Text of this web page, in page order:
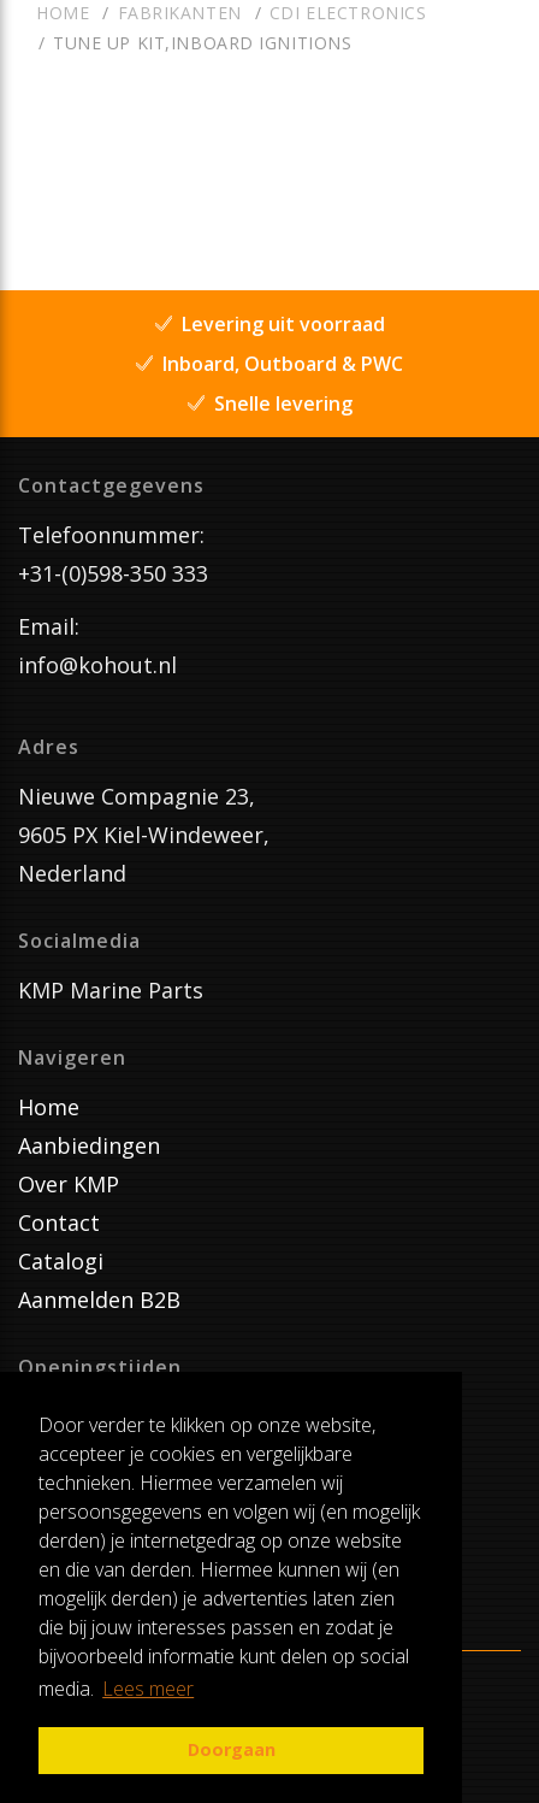
Door verder te klikken op onze website,
accepteer je cookies en vergelijkbare
technieken. Hiermee verzamelen wij
persoonsgegevens en volgen wij (en mogelijk
derden) je internetgedrag op onze website
en die van derden. Hiermee kunnen wij (en
mogelijk derden) je advertenties laten zien
die bij jouw interesses passen en zodat je
bijvoorbeeld informatie kunt delen op social
media. Lees meer
Doorgaan
HOME FABRIKANTEN
CDI ELECTRONICS
TUNE UP KIT,INBOARD IGNITIONS
Levering uit voorraad
Inboard, Outboard & PWC
Snelle levering
Contactgegevens
Telefoonnummer:
+31-(0)598-350 333
Email:
info@kohout.nl
Adres
Nieuwe Compagnie 23,
9605 PX Kiel-Windeweer,
Nederland
Socialmedia
KMP Marine Parts
Navigeren
Home
Aanbiedingen
Over KMP
Contact
Catalogi
Aanmelden B2B
Openingstijden
Dinsdag T/M Zaterdag
van 8:00-17:00
Verzenddagen
Dinsdag T/M Vrijdag
Pauze
12:30-13:00
ALGEMENE VOORWAARDEN
RUILEN EN RETOURNEREN